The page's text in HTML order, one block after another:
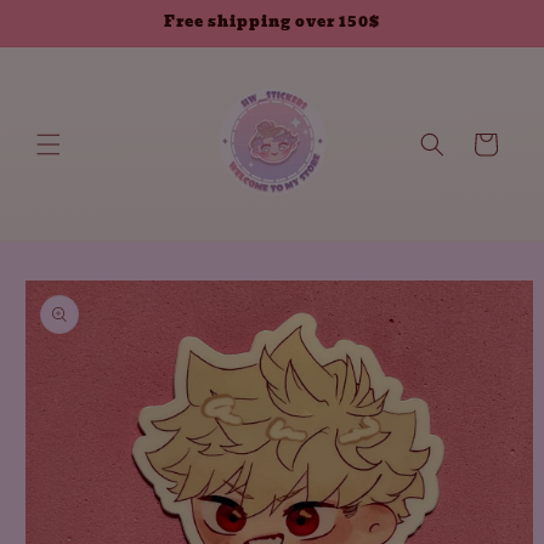
Free shipping over 150$
العربة
انتقل إلى
معلومات
المنتج